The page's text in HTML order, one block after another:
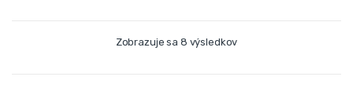
Zobrazuje sa 8 výsledkov